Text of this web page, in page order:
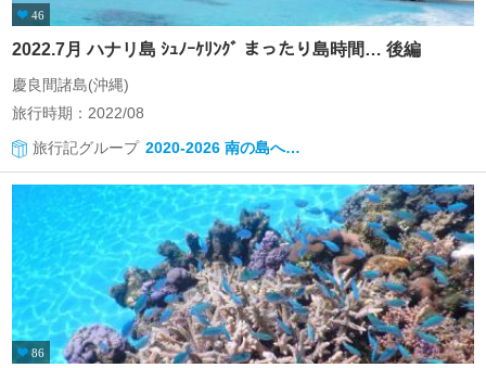
46
2022.7月 ハナリ島 ｼｭﾉｰｹﾘﾝｸﾞ まったり島時間… 後編
慶良間諸島(沖縄)
旅行時期：2022/08
旅行記グループ 2020-2026 南の島へ…
86